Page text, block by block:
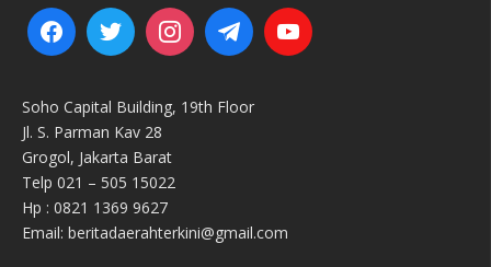
Soho Capital Building, 19th Floor
Jl. S. Parman Kav 28
Grogol, Jakarta Barat
Telp 021 – 505 15022
Hp : 0821 1369 9627
Email: beritadaerahterkini@gmail.com